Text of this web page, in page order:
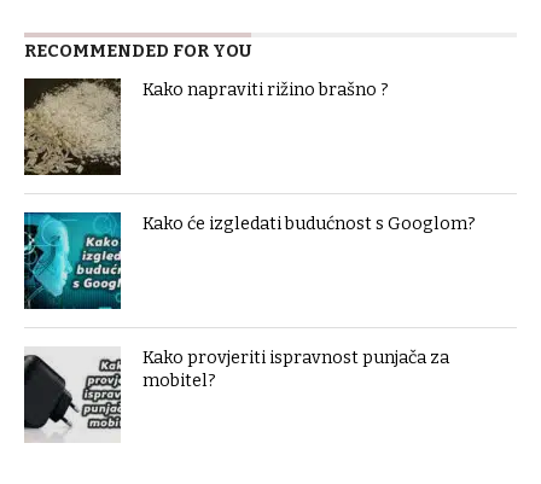
RECOMMENDED FOR YOU
Kako napraviti rižino brašno ?
Kako će izgledati budućnost s Googlom?
Kako provjeriti ispravnost punjača za
mobitel?